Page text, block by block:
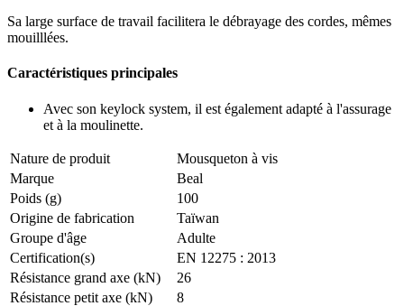
Sa large surface de travail facilitera le débrayage des cordes, mêmes
mouilllées.
Caractéristiques principales
Avec son keylock system, il est également adapté à l'assurage
et à la moulinette.
Nature de produit
Mousqueton à vis
Marque
Beal
Poids (g)
100
Origine de fabrication
Taïwan
Groupe d'âge
Adulte
Certification(s)
EN 12275 : 2013
Résistance grand axe (kN)
26
Résistance petit axe (kN)
8